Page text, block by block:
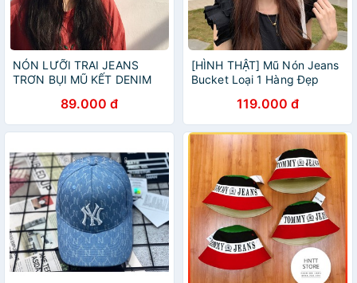
NÓN LƯỠI TRAI JEANS
TRƠN BỤI MŨ KẾT DENIM
89.000 đ
[HÌNH THẬT] Mũ Nón Jeans
Bucket Loại 1 Hàng Đẹp
119.000 đ